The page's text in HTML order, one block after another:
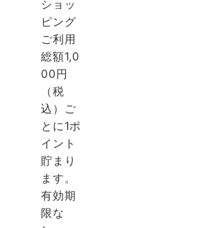
ショッ
ピング
ご利用
総額1,0
00円
（税
込）ご
とに1ポ
イント
貯まり
ます。
有効期
限な